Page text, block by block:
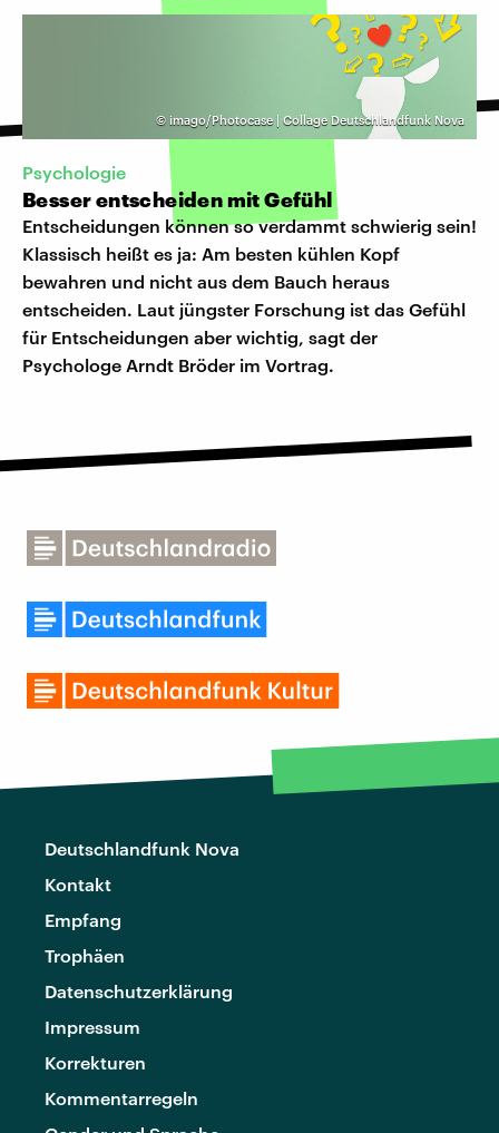
© imago/Photocase | Collage Deutschlandfunk Nova
Psychologie
Besser entscheiden mit Gefühl
Entscheidungen können so verdammt schwierig sein!
Klassisch heißt es ja: Am besten kühlen Kopf
bewahren und nicht aus dem Bauch heraus
entscheiden. Laut jüngster Forschung ist das Gefühl
für Entscheidungen aber wichtig, sagt der
Psychologe Arndt Bröder im Vortrag.
Deutschlandfunk Nova
Kontakt
Empfang
Trophäen
Datenschutzerklärung
Impressum
Korrekturen
Kommentarregeln